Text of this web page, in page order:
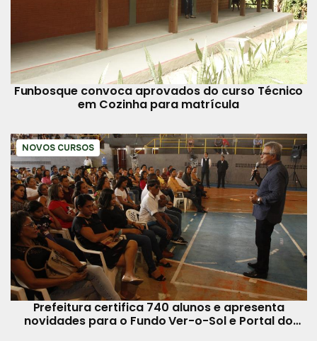
Funbosque convoca aprovados do curso Técnico
em Cozinha para matrícula
NOVOS CURSOS
Prefeitura certifica 740 alunos e apresenta
novidades para o Fundo Ver-o-Sol e Portal do